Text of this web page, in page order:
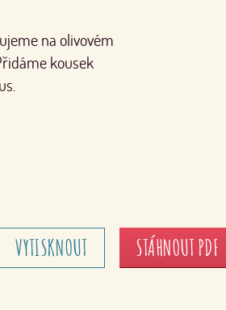
na olivovém
kousek
VYTISKNOUT STÁHNOUT PDF